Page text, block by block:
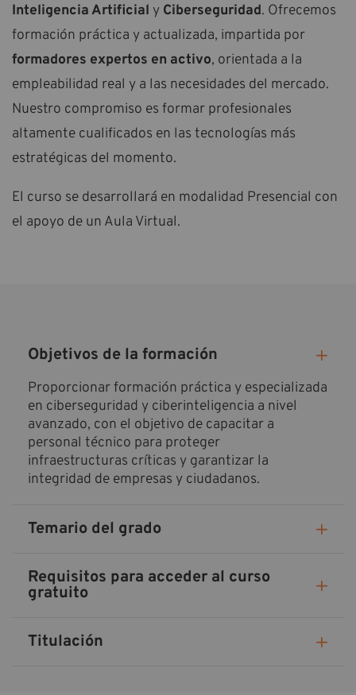
Inteligencia Artificial y Ciberseguridad. Ofrecemos
formación práctica y actualizada, impartida por
formadores expertos en activo, orientada a la
empleabilidad real y a las necesidades del mercado.
Nuestro compromiso es formar profesionales
altamente cualificados en las tecnologías más
estratégicas del momento.
El curso se desarrollará en modalidad Presencial con
el apoyo de un Aula Virtual.
Objetivos de la formación
Proporcionar formación práctica y especializada
en ciberseguridad y ciberinteligencia a nivel
avanzado, con el objetivo de capacitar a
personal técnico para proteger
infraestructuras críticas y garantizar la
integridad de empresas y ciudadanos.
Temario del grado
Requisitos para acceder al curso
gratuito
Titulación